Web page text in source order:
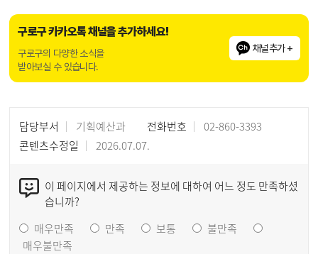
구로구 카카오톡 채널을 추가하세요!
구로구의 다양한 소식을
받아보실 수 있습니다.
채널추가 +
담당부서 기획예산과 전화번호
02-860-3393
콘텐츠수정일
2026.07.07.
이 페이지에서 제공하는 정보에 대하여 어느 정도 만족하셨
습니까?
매우만족
만족 보통
불만족
매우불만족